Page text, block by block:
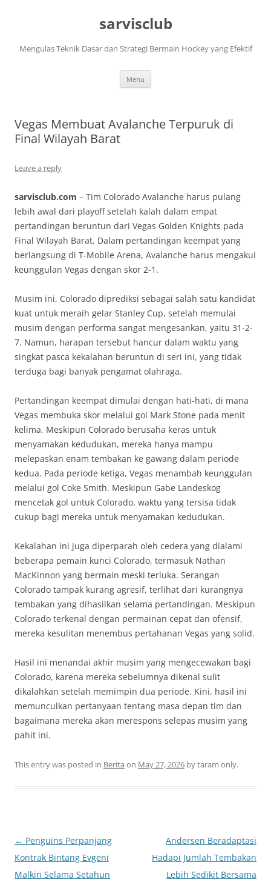
sarvisclub
Mengulas Teknik Dasar dan Strategi Bermain Hockey yang Efektif
Menu
Vegas Membuat Avalanche Terpuruk di
Final Wilayah Barat
Leave a reply
sarvisclub.com – Tim Colorado Avalanche harus pulang
lebih awal dari playoff setelah kalah dalam empat
pertandingan beruntun dari Vegas Golden Knights pada
Final Wilayah Barat. Dalam pertandingan keempat yang
berlangsung di T-Mobile Arena, Avalanche harus mengakui
keunggulan Vegas dengan skor 2-1.
Musim ini, Colorado diprediksi sebagai salah satu kandidat
kuat untuk meraih gelar Stanley Cup, setelah memulai
musim dengan performa sangat mengesankan, yaitu 31-2-
7. Namun, harapan tersebut hancur dalam waktu yang
singkat pasca kekalahan beruntun di seri ini, yang tidak
terduga bagi banyak pengamat olahraga.
Pertandingan keempat dimulai dengan hati-hati, di mana
Vegas membuka skor melalui gol Mark Stone pada menit
kelima. Meskipun Colorado berusaha keras untuk
menyamakan kedudukan, mereka hanya mampu
melepaskan enam tembakan ke gawang dalam periode
kedua. Pada periode ketiga, Vegas menambah keunggulan
melalui gol Coke Smith. Meskipun Gabe Landeskog
mencetak gol untuk Colorado, waktu yang tersisa tidak
cukup bagi mereka untuk menyamakan kedudukan.
Kekalahan ini juga diperparah oleh cedera yang dialami
beberapa pemain kunci Colorado, termasuk Nathan
MacKinnon yang bermain meski terluka. Serangan
Colorado tampak kurang agresif, terlihat dari kurangnya
tembakan yang dihasilkan selama pertandingan. Meskipun
Colorado terkenal dengan permainan cepat dan ofensif,
mereka kesulitan menembus pertahanan Vegas yang solid.
Hasil ini menandai akhir musim yang mengecewakan bagi
Colorado, karena mereka sebelumnya dikenal sulit
dikalahkan setelah memimpin dua periode. Kini, hasil ini
memunculkan pertanyaan tentang masa depan tim dan
bagaimana mereka akan merespons selepas musim yang
pahit ini.
This entry was posted in Berita on May 27, 2026 bytaram only.
Post
navigation
← Penguins Perpanjang
Kontrak Bintang Evgeni
Malkin Selama Setahun
Andersen Beradaptasi
Hadapi Jumlah Tembakan
Lebih Sedikit Bersama